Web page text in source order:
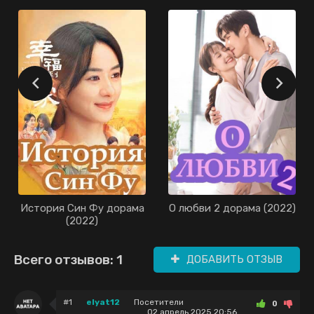
История Син Фу дорама
(2022)
О любви 2 дорама (2022)
Всего отзывов: 1 ДОБАВИТЬ ОТЗЫВ
#1 elyat12
Посетители
02 апрель 2025 20:56
0